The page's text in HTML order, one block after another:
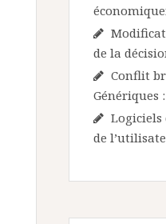
de la
Conflit
Génériques
Logiciels
de